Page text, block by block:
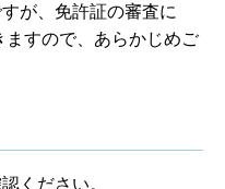
が、免許証の審査に
すので、あらかじめご
ください。